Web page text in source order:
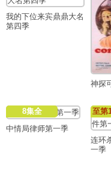
我的下位来宾鼎鼎大名
第四季
神探
8集全
中情局律师第一季
至第
连环
一季